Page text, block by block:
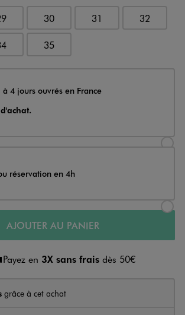
30 31 32
35
à 4 jours ouvrés en France
réservation en 4h
AJOUTER AU PANIER
Payez en 3X sans frais dès 50€
grâce à cet achat